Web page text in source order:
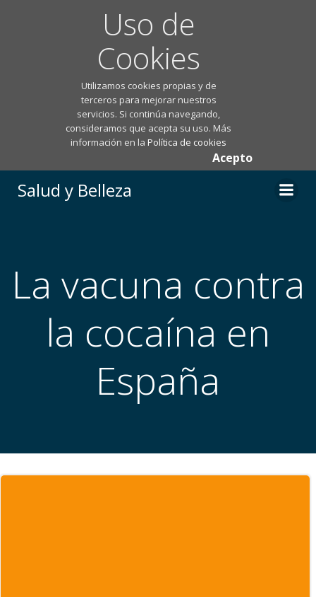
Uso de
Cookies
Utilizamos cookies propias y de
terceros para mejorar nuestros
servicios. Si continúa navegando,
consideramos que acepta su uso. Más
información en laPolítica de cookies
Acepto
Salud y Belleza
La vacuna contra
la cocaína en
España